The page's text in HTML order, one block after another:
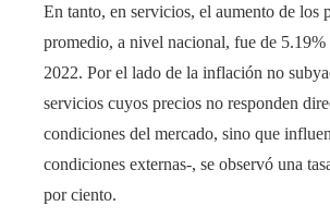
En tanto, en servicios, el aumento de los
promedio, a nivel nacional, fue de 5.19%
2022. Por el lado de la inflación no
servicios cuyos precios no responden
condiciones del mercado, sino que
condiciones externas-, se observó una
por ciento.